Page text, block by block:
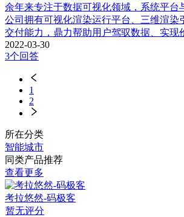
余年来专注于数据可视化领域，系统平
公司拥有可视化渲染运行平台、三维渲
交付能力，鼎力帮助用户驾驭数据、实现
2022-03-30
3个回答
1
2
所在分类
智能城市
同类产品推荐
查看更多
考拉悠然-码极客
暂无评分